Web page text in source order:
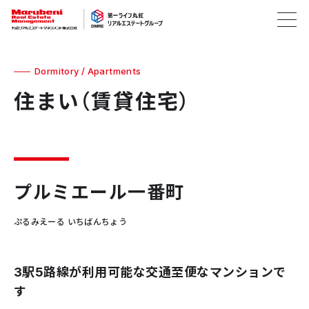
Dormitory / Apartments
住まい（賃貸住宅）
プルミエール一番町
ぷるみえーる いちばんちょう
3駅5路線が利用可能な交通至便なマンションで
す